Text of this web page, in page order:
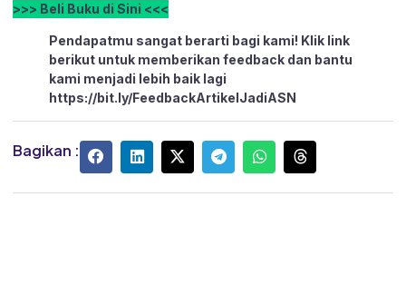
>>> Beli Buku di Sini <<<
Pendapatmu sangat berarti bagi kami! Klik link
berikut untuk memberikan feedback dan bantu
kami menjadi lebih baik lagi
https://bit.ly/FeedbackArtikelJadiASN
Bagikan :